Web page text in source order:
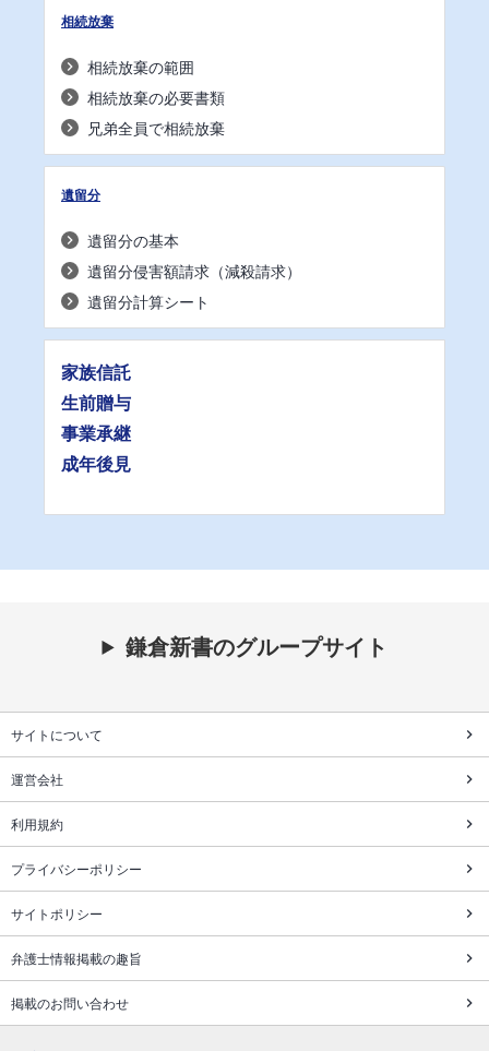
相続放棄
相続放棄の範囲
相続放棄の必要書類
兄弟全員で相続放棄
遺留分
遺留分の基本
遺留分侵害額請求（減殺請求）
遺留分計算シート
家族信託
生前贈与
事業承継
成年後見
鎌倉新書のグループサイト
サイトについて
運営会社
利用規約
プライバシーポリシー
サイトポリシー
弁護士情報掲載の趣旨
掲載のお問い合わせ